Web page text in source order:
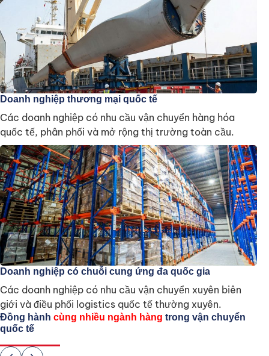
Doanh nghiệp thương mại quốc tế
Các doanh nghiệp có nhu cầu vận chuyển hàng hóa
quốc tế, phân phối và mở rộng thị trường toàn cầu.
Doanh nghiệp có chuỗi cung ứng đa quốc gia
Các doanh nghiệp có nhu cầu vận chuyển xuyên biên
giới và điều phối logistics quốc tế thường xuyên.
Đồng hành cùng nhiều ngành hàng trong vận chuyển
quốc tế